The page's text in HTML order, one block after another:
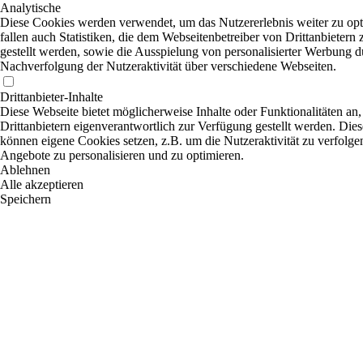
Analytische
Diese Cookies werden verwendet, um das Nutzererlebnis weiter zu
fallen auch Statistiken, die dem Webseitenbetreiber von Drittanbietern
gestellt werden, sowie die Ausspielung von personalisierter Werbung
Nachverfolgung der Nutzeraktivität über verschiedene Webseiten.
Drittanbieter-Inhalte
Diese Webseite bietet möglicherweise Inhalte oder Funktionalitäten
Drittanbietern eigenverantwortlich zur Verfügung gestellt werden.
können eigene Cookies setzen, z.B. um die Nutzeraktivität zu
Angebote zu personalisieren und zu optimieren.
Ablehnen
Alle akzeptieren
Speichern